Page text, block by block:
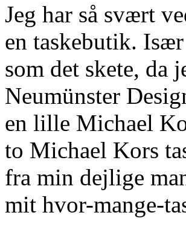
Jeg har så svært
en taskebutik.
som det skete, da
Neumünster
en lille Michael
to Michael Kors
fra min dejlige
mit hvor-mange-